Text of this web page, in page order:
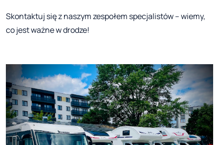
Skontaktuj się z naszym zespołem specjalistów – wiemy,
co jest ważne w drodze!